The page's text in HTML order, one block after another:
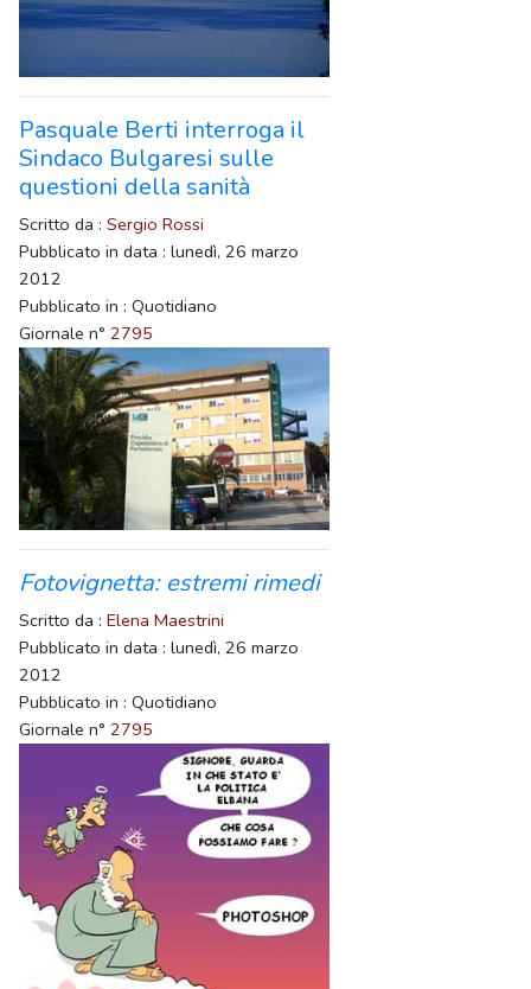
Pasquale Berti interroga il
Sindaco Bulgaresi sulle
questioni della sanità
Scritto da : Sergio Rossi
Pubblicato in data : lunedì, 26 marzo
2012
Pubblicato in : Quotidiano
Giornale n° 2795
Fotovignetta: estremi rimedi
Scritto da : Elena Maestrini
Pubblicato in data : lunedì, 26 marzo
2012
Pubblicato in : Quotidiano
Giornale n° 2795